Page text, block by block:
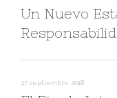
Un Nuevo
27 septiembre 2018